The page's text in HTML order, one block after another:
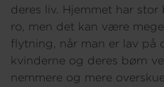
deres liv. Hjemmet har
ro, men det kan være
flytning, når man er lav på
kvinderne og deres børn
nemmere og mere